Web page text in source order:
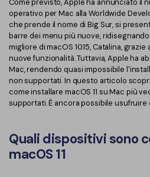
Online Gratis
PDF in Word
Comprimere PDF
Unire PDF
Altri Strumenti Online
Modifica PDF
Compimi PDF
Organizza PDF
Ritaglia PDF
Firma PDF
Esegui OCR su PDF
APP PDF
Firma su PDF
PDF editor per Mac
Comprimere PDF
Tutti Gli Argomenti
Come previsto, Apple ha annunciato il
operativo per Mac alla Worldwide
che prende il nome di Big Sur, si
barre dei menu più nuove,
migliore di macOS 10.15, Catalina,
nuove funzionalità. Tuttavia, Apple ha
Mac, rendendo quasi impossibile
non supportati. In questo articolo
come installare macOS 11 su Mac più
supportati. È ancora possibile usufruire
Quali dispositivi sono
macOS 11